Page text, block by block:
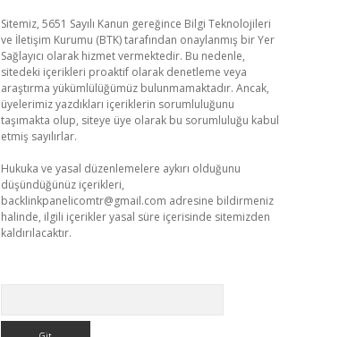
Sitemiz, 5651 Sayılı Kanun gereğince Bilgi Teknolojileri
ve İletişim Kurumu (BTK) tarafından onaylanmış bir Yer
Sağlayıcı olarak hizmet vermektedir. Bu nedenle,
sitedeki içerikleri proaktif olarak denetleme veya
araştırma yükümlülüğümüz bulunmamaktadır. Ancak,
üyelerimiz yazdıkları içeriklerin sorumluluğunu
taşımakta olup, siteye üye olarak bu sorumluluğu kabul
etmiş sayılırlar.
Hukuka ve yasal düzenlemelere aykırı olduğunu
düşündüğünüz içerikleri,
backlinkpanelicomtr@gmail.com adresine bildirmeniz
halinde, ilgili içerikler yasal süre içerisinde sitemizden
kaldırılacaktır.